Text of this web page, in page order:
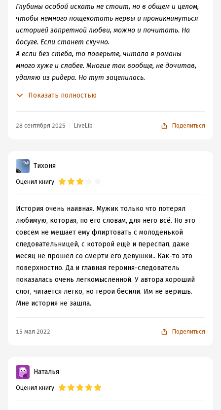
Отдать должное, мне все герои у автора нравятся, она
создает их адекватными, с нормальными реакциями на
различные ситуации. Где надо они испытывают злость,
ярость, ненависть, страх, сопереживают и т.д., у них
есть чувство самосохранения, что уже радует. Так же
мне очень понравилось то, что автор прорабатывает
героев. Возьмем Алену, она следователь, и видно, что
что меня дополнительно очень радует и подкупает.
плевать на них, потому что если цепляет сюжет, герои,
то на такие мелочи я не обращаю внимание.
пока я не готова прощаться с автором, пошла читать
следующие ее книги!
Глубины особой искать не стоит, но в общем и целом,
чтобы немного пощекотать нервы и проникнинуться
историей запретной любви, можно и почитать. На
досуге. Если станет скучно.
А если без стёба, то поверьте, читала я романы
много хуже и слабее. Многие так вообще, не дочитав,
удаляю из ридера. Но тут зацепилась.
современности. Главный герой, некто Шторм,
останется. Прописаны персонажи хорошо. А вот сама
история якобы запретной страсти, ну-у-у, м-м-м...
Даже не знаю, что и сказать. Вдруг, на, фоне глубокой
хм-м недо** Да-да, он самый. И вуаля. Люблю, спасу,
придумаю беспроигрышную схему, как вывести его из
тюремной больнички. Это всё, конечно, из серии
фэнтези и нереальности, но автор так решил,
значит так тому и быть.
Но в целом, желание читать автора и дальше осталось,
что для меня немаловажно
Показать полностью
28 сентября 2025 LiveLib Поделиться
Тихоня
Оценил книгу
История очень наивная. Мужик только что потерял
любимую, которая, по его словам, для него всё. Но это
совсем не мешает ему флиртовать с молоденькой
следовательницей, с которой ещё и переспал, даже
месяц не прошёл со смерти его девушки.. Как-то это
поверхностно. Да и главная героиня-следователь
показалась очень легкомысленной. У автора хороший
слог, читается легко, но герои бесили. Им не веришь.
Мне история не зашла.
15 мая 2022 Поделиться
Наталья
Оценил книгу